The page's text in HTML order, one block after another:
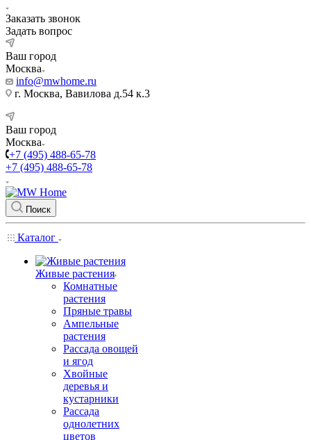
Заказать звонок
Задать вопрос
Ваш город
Москва
info@mwhome.ru
г. Москва, Вавилова д.54 к.3
Ваш город
Москва
+7 (495) 488-65-78
+7 (495) 488-65-78
Поиск
Каталог
Живые растения
Комнатные
растения
Пряные травы
Ампельные
растения
Рассада овощей
и ягод
Хвойные
деревья и
кустарники
Рассада
однолетних
цветов